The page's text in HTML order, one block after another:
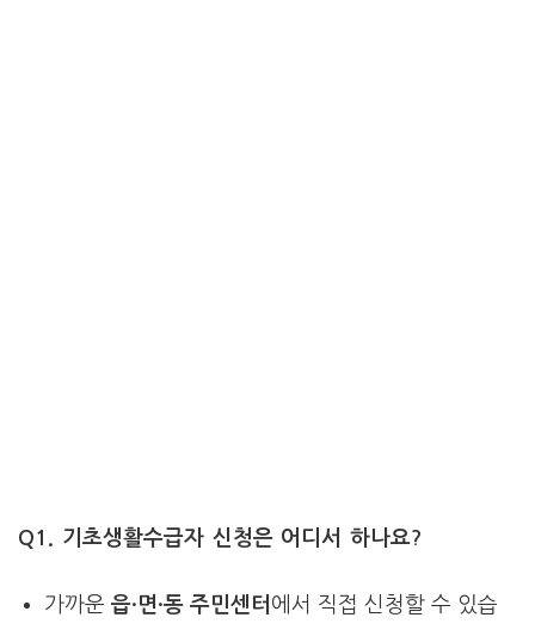
Q1. 기초생활수급자 신청은 어디서 하나요?
가까운 읍·면·동 주민센터 에서 직접 신청할 수 있습